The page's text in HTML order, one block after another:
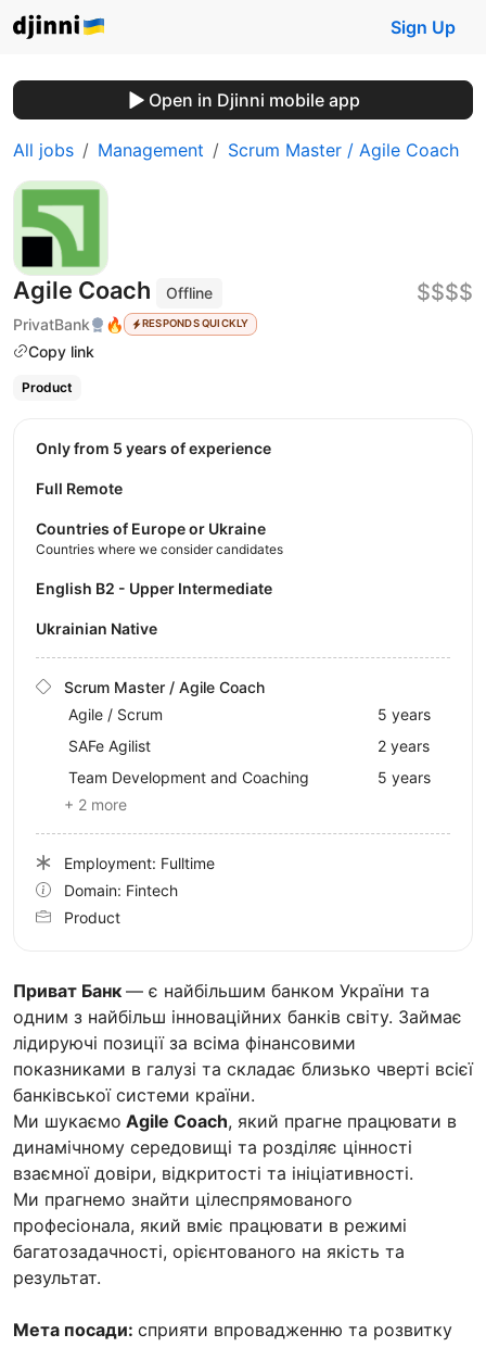
Sign Up
Open in Djinni mobile app
All jobs Management Scrum Master / Agile Coach
Agile Coach
Offline
PrivatBank
🔥 RESPONDS QUICKLY
Copy link
$$$$
Product
Приват Банк — є найбільшим банком України та
одним з найбільш інноваційних банків світу. Займає
лідируючі позиції за всіма фінансовими
показниками в галузі та складає близько чверті всієї
банківської системи країни.
Ми шукаємо Agile Coach, який прагне працювати в
динамічному середовищі та розділяє цінності
взаємної довіри, відкритості та ініціативності.
Ми прагнемо знайти цілеспрямованого
професіонала, який вміє працювати в режимі
багатозадачності, орієнтованого на якість та
результат.
Мета посади: сприяти впровадженню та розвитку
Only from 5 years of experience
Full Remote
Countries of Europe or Ukraine
Countries where we consider candidates
English B2 - Upper Intermediate
Ukrainian Native
Scrum Master / Agile Coach
Agile / Scrum
5 years
SAFe Agilist
2 years
Team Development and Coaching
5 years
+ 2 more
Employment: Fulltime
Domain: Fintech
Product